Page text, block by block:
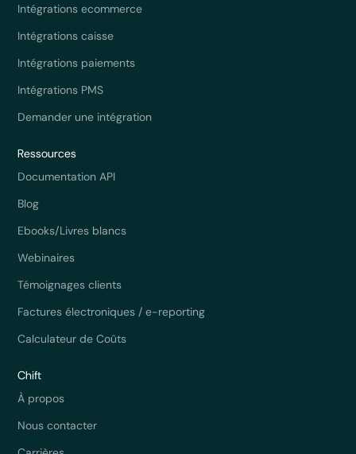
Intégrations ecommerce
Intégrations caisse
Intégrations paiements
Intégrations PMS
Demander une intégration
Ressources
Documentation API
Blog
Ebooks/Livres blancs
Webinaires
Témoignages clients
Factures électroniques / e-reporting
Calculateur de Coûts
Chift
À propos
Nous contacter